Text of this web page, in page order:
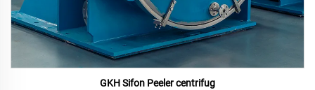
GKH Sifon Peeler centrifug